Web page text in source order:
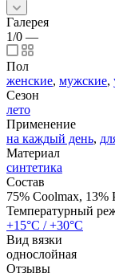
Галерея
1/0 —
Пол
женские, мужские,
Сезон
лето
Применение
на каждый день,
Материал
синтетика
Состав
75% Coolmax, 13%
Температурный
+15°C / +30°C
Вид вязки
однослойная
Отзывы